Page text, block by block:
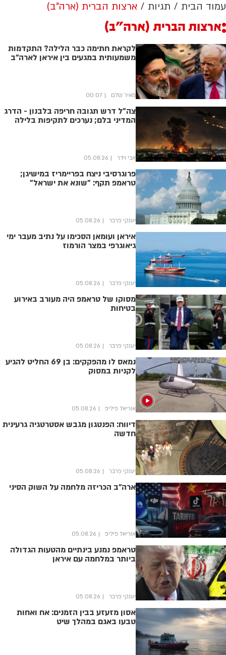
עמוד הבית תגיות ארצות הברית (ארה"ב)
ארצות הברית (ארה"ב)
לקראת חתימה כבר הלילה? התקדמות
משמעותית במגעים בין איראן לארה"ב
מאיר שלם 00:07
צה"ל דרש תגובה חריפה בלבנון - הדרג
המדיני בלם; נערכים לתקיפות בלילה
אבי וידר 05.08.26
פרוגרסיבי ניצח בפריימריז במישיגן;
טראמפ תקף: "שונא את ישראל"
יענקי פרבר 05.08.26
איראן ועומאן הסכימו על נתיב מעבר ימי
גיאוגרפי במצר הורמוז
יענקי פרבר 05.08.26
מסוקו של טראמפ היה מעורב באירוע
בטיחות
יענקי פרבר 05.08.26
נמאס לו מהפקקים: בן 69 החליט להגיע
לקניות במסוק
אוריאל פיליפ 05.08.26
דיווח: הפנטגון מגבש אסטרטגיה גרעינית
חדשה
יענקי פרבר 05.08.26
ארה"ב הכריזה מלחמה על השוק הסיני
אוריאל פיליפ 05.08.26
טראמפ נמנע בינתיים מהטעות הגדולה
ביותר במלחמה עם איראן
יענקי פרבר 05.08.26
אסון מזעזע בבין הזמנים: אח ואחות
טבעו באגם במהלך שיט